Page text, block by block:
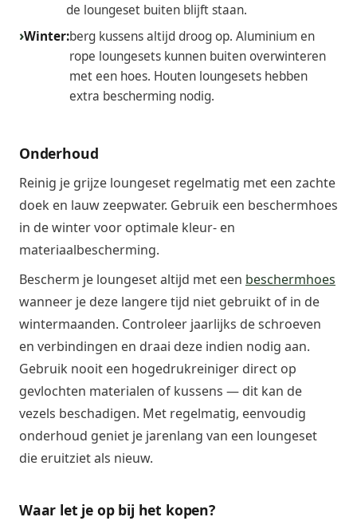
de loungeset buiten blijft staan.
Winter:berg kussens altijd droog op. Aluminium en
rope loungesets kunnen buiten overwinteren
met een hoes. Houten loungesets hebben
extra bescherming nodig.
Onderhoud
Reinig je grijze loungeset regelmatig met een zachte
doek en lauw zeepwater. Gebruik een beschermhoes
in de winter voor optimale kleur- en
materiaalbescherming.
Bescherm je loungeset altijd met een beschermhoes
wanneer je deze langere tijd niet gebruikt of in de
wintermaanden. Controleer jaarlijks de schroeven
en verbindingen en draai deze indien nodig aan.
Gebruik nooit een hogedrukreiniger direct op
gevlochten materialen of kussens — dit kan de
vezels beschadigen. Met regelmatig, eenvoudig
onderhoud geniet je jarenlang van een loungeset
die eruitziet als nieuw.
Waar let je op bij het kopen?